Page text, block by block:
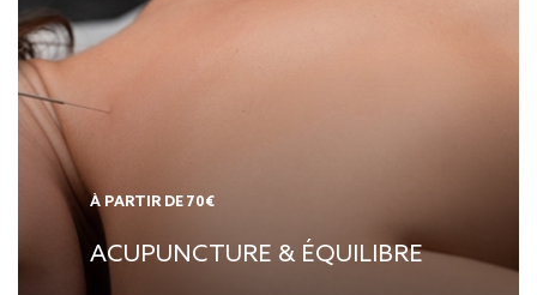
À PARTIR DE 70€
ACUPUNCTURE & ÉQUILIBRE